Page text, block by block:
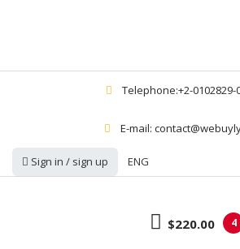
Telephone:+2-0102829-
E-mail:
Sign in / sign up ENG
4
$220.00